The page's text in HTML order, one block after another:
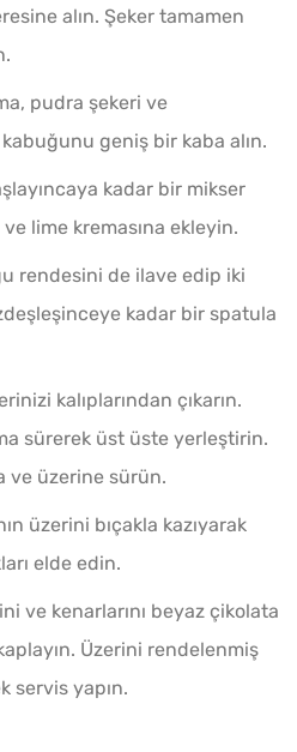
alın. Şeker tamamen
pudra şekeri ve
geniş bir kaba alın.
kadar bir mikser
ve lime kremasına ekleyin.
rendesini de ilave edip iki
kadar bir spatula
kalıplarından çıkarın.
sürerek üst üste yerleştirin.
ve üzerine sürün.
üzerini bıçakla kazıyarak
elde edin.
ve kenarlarını beyaz çikolata
Üzerini rendelenmiş
servis yapın.